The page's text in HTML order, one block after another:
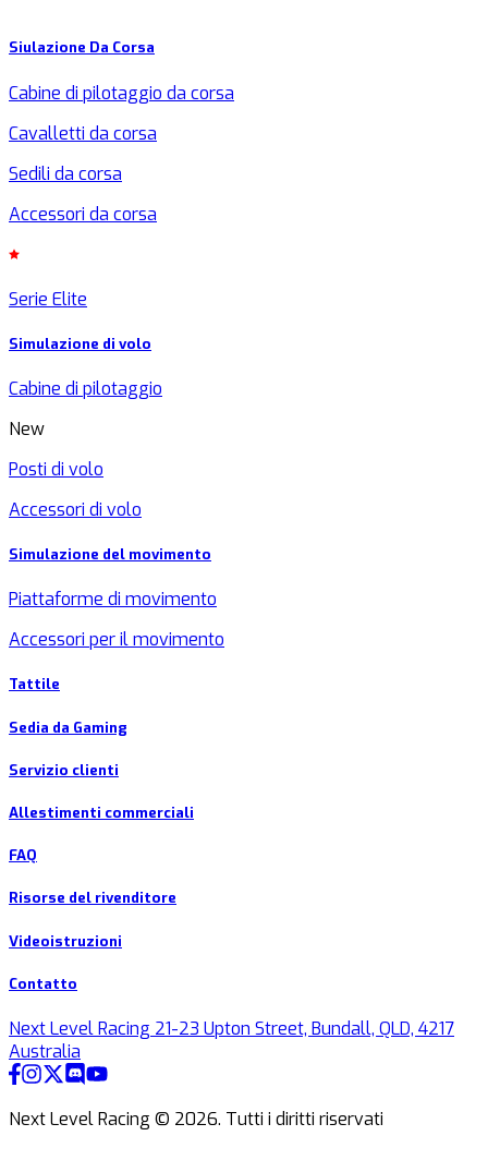
Siulazione Da Corsa
Cabine di pilotaggio da corsa
Cavalletti da corsa
Sedili da corsa
Accessori da corsa
Serie Elite
Simulazione di volo
Cabine di pilotaggio
New
Posti di volo
Accessori di volo
Simulazione del movimento
Piattaforme di movimento
Accessori per il movimento
Tattile
Sedia da Gaming
Servizio clienti
Allestimenti commerciali
FAQ
Risorse del rivenditore
Videoistruzioni
Contatto
Next Level Racing 21-23 Upton Street, Bundall, QLD, 4217
Australia
Next Level Racing © 2026. Tutti i diritti riservati